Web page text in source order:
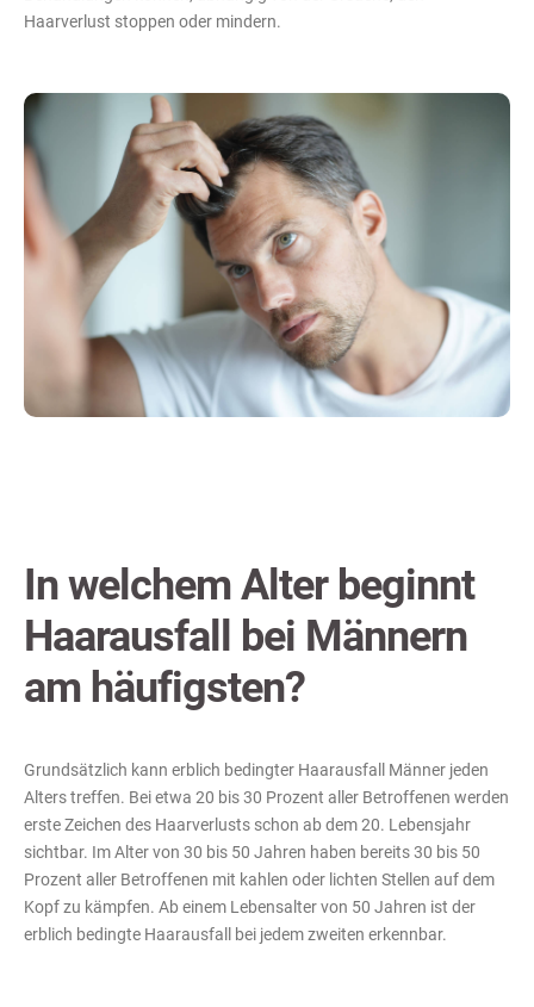
Haarverlust stoppen oder mindern.
In welchem Alter beginnt
Haarausfall bei Männern
am häufigsten?
Grundsätzlich kann erblich bedingter Haarausfall Männer jeden
Alters treffen. Bei etwa 20 bis 30 Prozent aller Betroffenen werden
erste Zeichen des Haarverlusts schon ab dem 20. Lebensjahr
sichtbar. Im Alter von 30 bis 50 Jahren haben bereits 30 bis 50
Prozent aller Betroffenen mit kahlen oder lichten Stellen auf dem
Kopf zu kämpfen. Ab einem Lebensalter von 50 Jahren ist der
erblich bedingte Haarausfall bei jedem zweiten erkennbar.